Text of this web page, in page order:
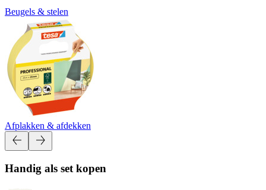
Beugels & stelen
Afplakken & afdekken
Handig als set kopen